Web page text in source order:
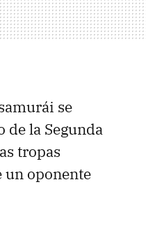
se
la Segunda
tropas
un oponente